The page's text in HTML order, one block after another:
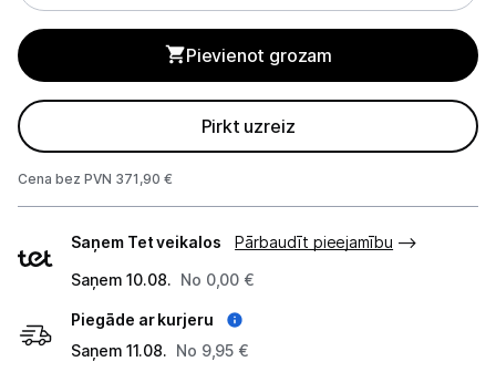
Skaistumkopšana
Sports un atpūta
Ražotāju atjaunota tehnika
Vēlmju saraksts
Piegāde un apmaksa
Pievienot grozam
Pirkt uzreiz
Cena bez PVN 371,90 €
veidi
Saņem Tet veikalos
Pārbaudīt pieejamību
Saņem 10.08. No 0,00 €
Piegāde ar kurjeru
Saņem 11.08. No 9,95 €